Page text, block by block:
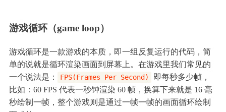
游戏循环（game loop）
游戏循环是一款游戏的本质，即一组反复运行的代码，简
单的说就是循环渲染画面到屏幕上。在游戏里我们常见的
一个说法是：
FPS(Frames Per Second)
即每秒多少帧，
比如：60 FPS 代表一秒钟渲染 60 帧，换算下来就是 16 毫
秒绘制一帧，整个游戏则是通过一帧一帧的画面循环绘制